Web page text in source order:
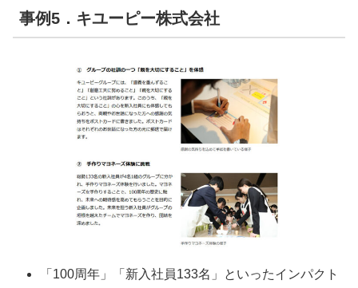
事例5．キユーピー株式会社
「100周年」「新入社員133名」といったインパクト